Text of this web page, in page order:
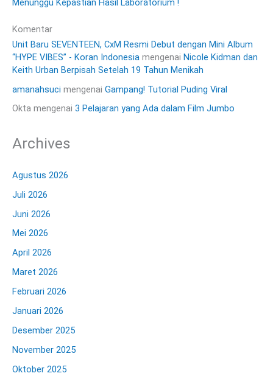
Menunggu Kepastian Hasil Laboratorium !
Komentar
Unit Baru SEVENTEEN, CxM Resmi Debut dengan Mini Album
“HYPE VIBES” - Koran Indonesia mengenai Nicole Kidman dan
Keith Urban Berpisah Setelah 19 Tahun Menikah
amanahsuci mengenai Gampang! Tutorial Puding Viral
Okta mengenai 3 Pelajaran yang Ada dalam Film Jumbo
Archives
Agustus 2026
Juli 2026
Juni 2026
Mei 2026
April 2026
Maret 2026
Februari 2026
Januari 2026
Desember 2025
November 2025
Oktober 2025